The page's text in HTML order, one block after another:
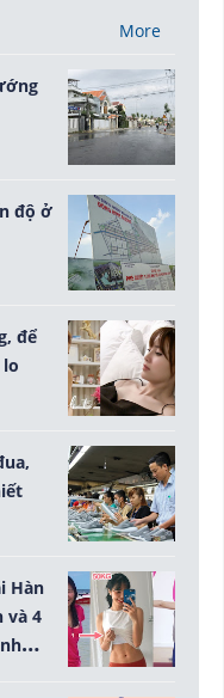
More
độ ở
để
Hàn
và 4